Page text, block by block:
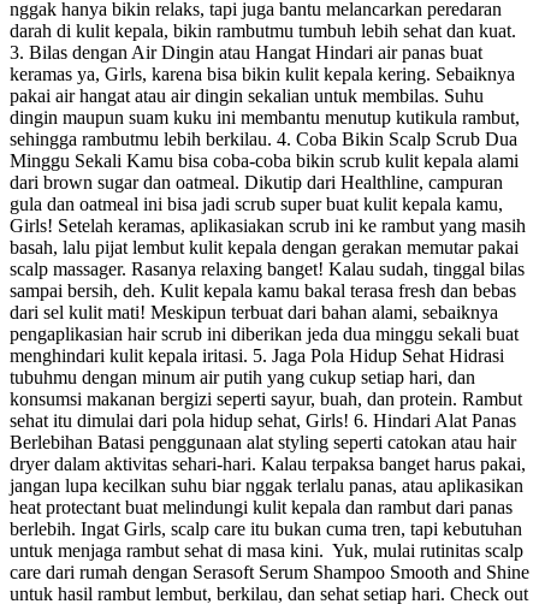
nggak hanya bikin relaks, tapi juga bantu melancarkan peredaran
darah di kulit kepala, bikin rambutmu tumbuh lebih sehat dan kuat.
3. Bilas dengan Air Dingin atau Hangat Hindari air panas buat
keramas ya, Girls, karena bisa bikin kulit kepala kering. Sebaiknya
pakai air hangat atau air dingin sekalian untuk membilas. Suhu
dingin maupun suam kuku ini membantu menutup kutikula rambut,
sehingga rambutmu lebih berkilau. 4. Coba Bikin Scalp Scrub Dua
Minggu Sekali Kamu bisa coba-coba bikin scrub kulit kepala alami
dari brown sugar dan oatmeal. Dikutip dari Healthline, campuran
gula dan oatmeal ini bisa jadi scrub super buat kulit kepala kamu,
Girls! Setelah keramas, aplikasiakan scrub ini ke rambut yang masih
basah, lalu pijat lembut kulit kepala dengan gerakan memutar pakai
scalp massager. Rasanya relaxing banget! Kalau sudah, tinggal bilas
sampai bersih, deh. Kulit kepala kamu bakal terasa fresh dan bebas
dari sel kulit mati! Meskipun terbuat dari bahan alami, sebaiknya
pengaplikasian hair scrub ini diberikan jeda dua minggu sekali buat
menghindari kulit kepala iritasi. 5. Jaga Pola Hidup Sehat Hidrasi
tubuhmu dengan minum air putih yang cukup setiap hari, dan
konsumsi makanan bergizi seperti sayur, buah, dan protein. Rambut
sehat itu dimulai dari pola hidup sehat, Girls! 6. Hindari Alat Panas
Berlebihan Batasi penggunaan alat styling seperti catokan atau hair
dryer dalam aktivitas sehari-hari. Kalau terpaksa banget harus pakai,
jangan lupa kecilkan suhu biar nggak terlalu panas, atau aplikasikan
heat protectant buat melindungi kulit kepala dan rambut dari panas
berlebih. Ingat Girls, scalp care itu bukan cuma tren, tapi kebutuhan
untuk menjaga rambut sehat di masa kini. Yuk, mulai rutinitas scalp
care dari rumah dengan Serasoft Serum Shampoo Smooth and Shine
untuk hasil rambut lembut, berkilau, dan sehat setiap hari. Check out